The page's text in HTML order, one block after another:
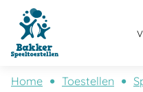
Home Toestellen